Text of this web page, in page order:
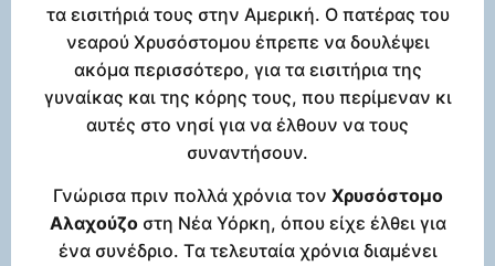
τα εισιτήριά τους στην Αμερική. Ο πατέρας του
νεαρού Χρυσόστομου έπρεπε να δουλέψει
ακόμα περισσότερο, για τα εισιτήρια της
γυναίκας και της κόρης τους, που περίμεναν κι
αυτές στο νησί για να έλθουν να τους
συναντήσουν.
Γνώρισα πριν πολλά χρόνια τον Χρυσόστομο
Αλαχούζο στη Νέα Υόρκη, όπου είχε έλθει για
ένα συνέδριο. Tα τελευταία χρόνια διαμένει